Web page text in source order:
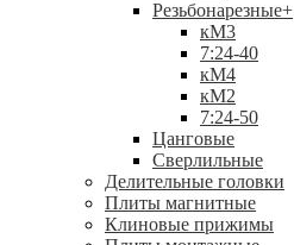
Резьбонарезные+
кМ3
7:24-40
кМ4
кМ2
7:24-50
Цанговые
Сверлильные
Делительные головки
Плиты магнитные
Клиновые прижимы